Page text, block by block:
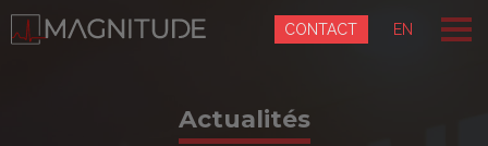
Panneau de gestion des cookies
CONTACT EN
Actualités